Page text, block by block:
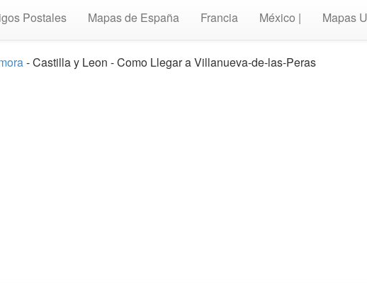
Postales Mapas de España Francia México | Mapas
- Castilla y Leon - Como Llegar a Villanueva-de-las-Peras